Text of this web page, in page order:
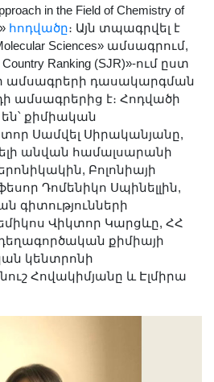
in the Field of Chemistry of
հոդվածը։ Այն տպագրվել է
Sciences» ամսագրում,
Ranking (SJR)»-ում ըստ
ամսագրերի դասակարգման
ամսագրերից է։ Հոդվածի
քիմիական
Սամվել Սիրականյանը,
անվան համալսարանի
Բոլոնիայի
Դոմենիկո Սպինելլին,
գիտությունների
Վիկտոր Կարցևը, ՀՀ
քիմիայի
կենտրոնի
Հովակիմյանը և Էլմիրա